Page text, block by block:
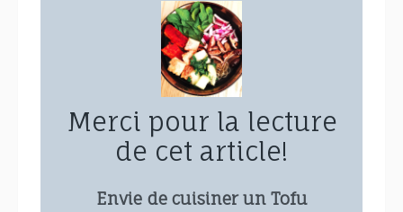
Merci pour la lecture
de cet article!
Envie de cuisiner un Tofu